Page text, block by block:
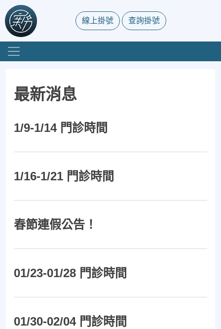
線上掛號 查詢掛號
最新消息
1/9-1/14 門診時間
1/16-1/21 門診時間
春節連假公告！
01/23-01/28 門診時間
01/30-02/04 門診時間